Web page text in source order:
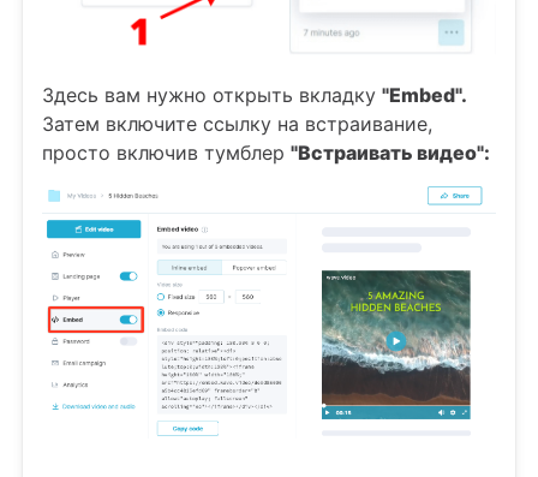
Здесь вам нужно открыть вкладку "Embed".
Затем включите ссылку на встраивание,
просто включив тумблер "Встраивать видео":